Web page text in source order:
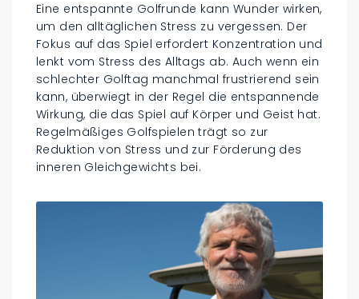
Eine entspannte Golfrunde kann Wunder wirken,
um den alltäglichen Stress zu vergessen. Der
Fokus auf das Spiel erfordert Konzentration und
lenkt vom Stress des Alltags ab. Auch wenn ein
schlechter Golftag manchmal frustrierend sein
kann, überwiegt in der Regel die entspannende
Wirkung, die das Spiel auf Körper und Geist hat.
Regelmäßiges Golfspielen trägt so zur
Reduktion von Stress und zur Förderung des
inneren Gleichgewichts bei.